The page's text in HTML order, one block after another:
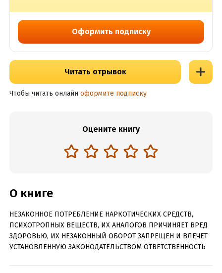
Оформить подписку
Читать отрывок
Чтобы читать онлайн оформите подписку
Оцените книгу
О книге
НЕЗАКОННОЕ ПОТРЕБЛЕНИЕ НАРКОТИЧЕСКИХ СРЕДСТВ,
ПСИХОТРОПНЫХ ВЕЩЕСТВ, ИХ АНАЛОГОВ ПРИЧИНЯЕТ ВРЕД
ЗДОРОВЬЮ, ИХ НЕЗАКОННЫЙ ОБОРОТ ЗАПРЕЩЕН И ВЛЕЧЕТ
УСТАНОВЛЕННУЮ ЗАКОНОДАТЕЛЬСТВОМ ОТВЕТСТВЕННОСТЬ